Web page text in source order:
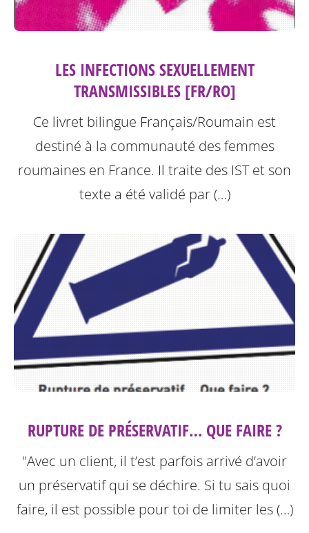
LES INFECTIONS SEXUELLEMENT
TRANSMISSIBLES [FR/RO]
Ce livret bilingue Français/Roumain est
destiné à la communauté des femmes
roumaines en France. Il traite des IST et son
texte a été validé par (…)
RUPTURE DE PRÉSERVATIF… QUE FAIRE ?
"Avec un client, il t’est parfois arrivé d’avoir
un préservatif qui se déchire. Si tu sais quoi
faire, il est possible pour toi de limiter les (…)